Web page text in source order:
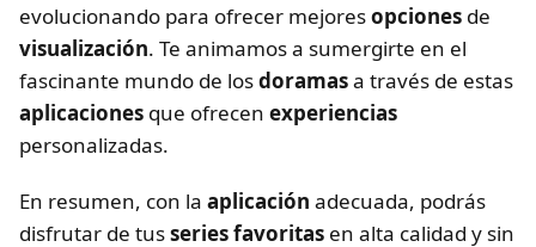
evolucionando para ofrecer mejoresopciones de
visualización. Te animamos a sumergirte en el
fascinante mundo de losdoramasa través de estas
aplicaciones que ofrecen experiencias
personalizadas.
En resumen, con la aplicación adecuada, podrás
disfrutar de tusseries favoritas en alta calidad y sin